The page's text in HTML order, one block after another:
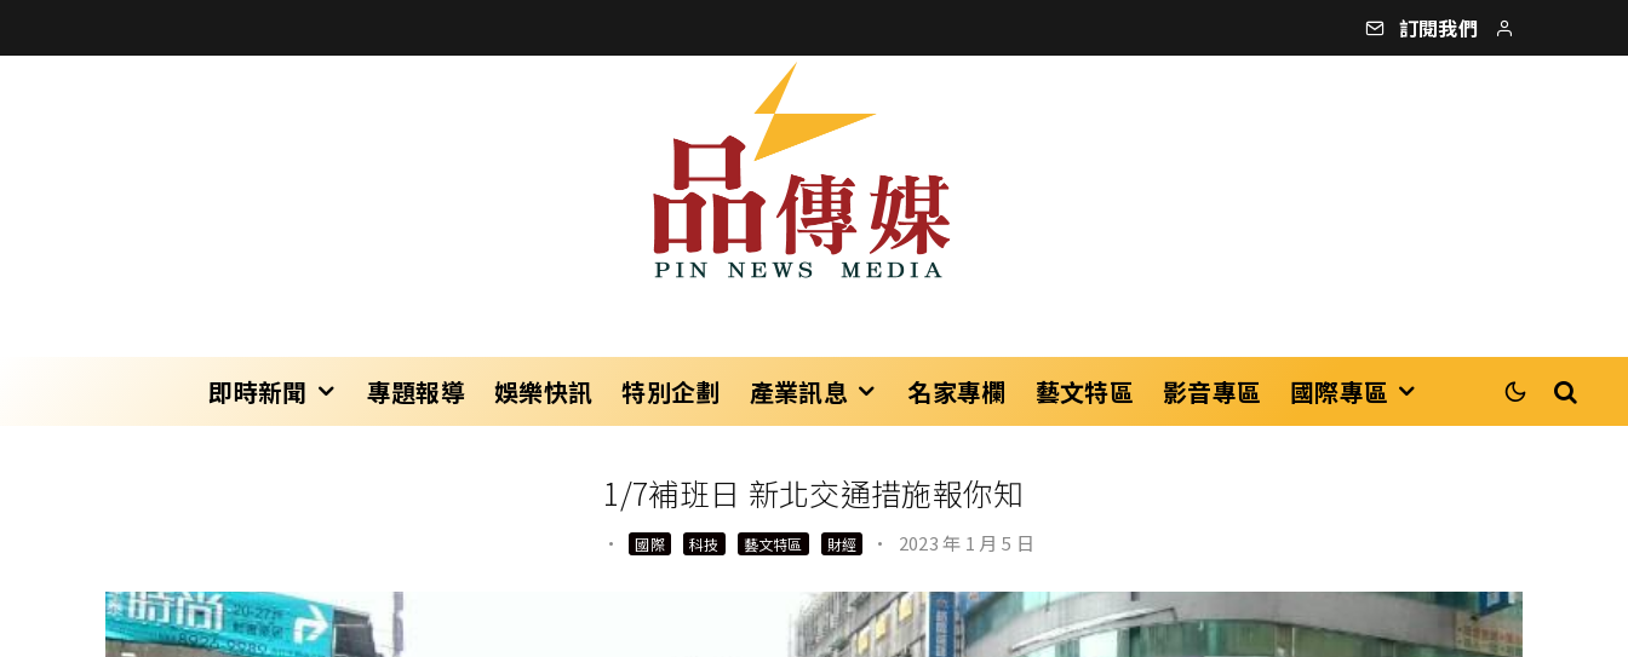
訂閱我們
即時新聞 專題報導 娛樂快訊 特別企劃 產業訊息 名家專欄 藝文特區 影音專區 國際專區
1/7補班日 新北交通措施報你知
· 國際 科技 藝文特區 財經 · 2023 年 1 月 5 日